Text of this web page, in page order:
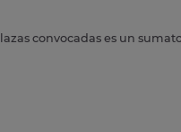
convocadas es un